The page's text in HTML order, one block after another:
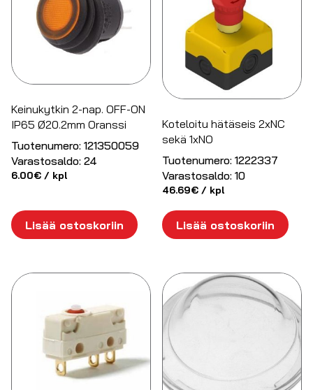
Keinukytkin 2-nap. OFF-ON
IP65 Ø20.2mm Oranssi
Tuotenumero: 121350059
Varastosaldo: 24
6.00€ / kpl
Lisää ostoskoriin
Koteloitu hätäseis 2xNC
sekä 1xNO
Tuotenumero: 1222337
Varastosaldo: 10
46.69€ / kpl
Lisää ostoskoriin